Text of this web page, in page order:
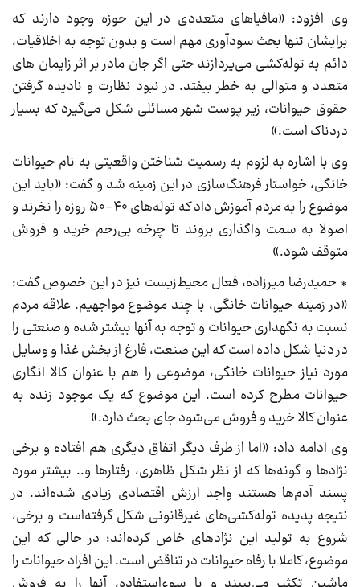
وی افزود: «مافیاهای متعددی در این حوزه وجود دارند که
برایشان تنها بحث سودآوری مهم است و بدون توجه به اخلاقیات،
دائم به توله‌کشی می‌پردازند حتی اگر جان مادر بر اثر زایمان های
متعدد و متوالی به خطر بیفتد. در نبود نظارت و نادیده گرفتن
حقوق حیوانات، زیر پوست شهر مسائلی شکل می‌گیرد که بسیار
دردناک است.»
وی با اشاره به لزوم به رسمیت شناختن واقعیتی به نام حیوانات
خانگی، خواستار فرهنگ‌سازی در این زمینه شد و گفت: «باید این
موضوع را به مردم آموزش داد که توله‌های ۴۰-۵۰ روزه را نخرند و
اصولا به سمت واگذاری بروند تا چرخه بی‌رحم خرید و فروش
متوقف شود.»
* حمیدرضا میرزاده، فعال محیط‌زیست نیز در این خصوص گفت:
«در زمینه حیوانات خانگی، با چند موضوع مواجهیم. علاقه مردم
نسبت به نگهداری حیوانات و توجه به آنها بیشتر شده و صنعتی را
در دنیا شکل داده است که این صنعت، فارغ از بخش غذا و وسایل
مورد نیاز حیوانات خانگی، موضوعی را هم با عنوان کالا انگاری
حیوانات مطرح کرده است. این موضوع که یک موجود زنده به
عنوان کالا خرید و فروش می‌شود جای بحث دارد.»
وی ادامه داد: «اما از طرف دیگر اتفاق دیگری هم افتاده و برخی
نژادها و گونه‌ها که از نظر شکل ظاهری، رفتارها و.. بیشتر مورد
پسند آدم‌ها هستند واجد ارزش اقتصادی زیادی شده‌اند. در
نتیجه پدیده توله‌کشی‌های غیرقانونی شکل گرفته‌است و برخی،
شروع به تولید این نژادهای خاص کرده‌اند؛ در حالی که این
موضوع، کاملا با رفاه حیوانات در تناقض است. این افراد حیوانات را